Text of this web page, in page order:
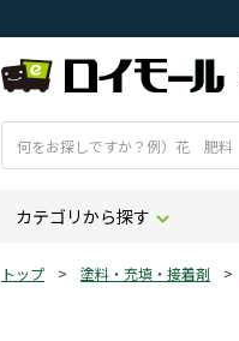
カテゴリから探す
トップ > 塗料・充填・接着剤 >